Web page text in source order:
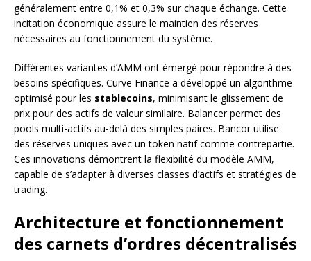
généralement entre 0,1% et 0,3% sur chaque échange. Cette
incitation économique assure le maintien des réserves
nécessaires au fonctionnement du système.
Différentes variantes d’AMM ont émergé pour répondre à des
besoins spécifiques. Curve Finance a développé un algorithme
optimisé pour les stablecoins, minimisant le glissement de
prix pour des actifs de valeur similaire. Balancer permet des
pools multi-actifs au-delà des simples paires. Bancor utilise
des réserves uniques avec un token natif comme contrepartie.
Ces innovations démontrent la flexibilité du modèle AMM,
capable de s’adapter à diverses classes d’actifs et stratégies de
trading.
Architecture et fonctionnement
des carnets d’ordres décentralisés